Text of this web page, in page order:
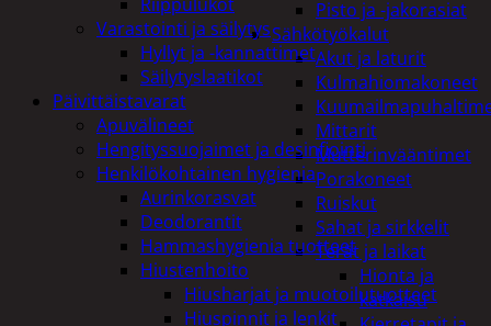
Pisto ja -jakorasiat
Sähkötyökalut
Akut ja laturit
Kulmahiomakoneet
Mittarit
Mutterinvääntimet
Porakoneet
Ruiskut
Sahat ja sirkkelit
Terät ja laikat
Hionta ja
katkaisu
Varastointi ja säilytys
Hyllyt ja -kannattimet
Säilytyslaatikot
Päivittäistavarat
Apuvälineet
Hengityssuojaimet ja desinfiointi
Henkilökohtainen hygienia
Aurinkorasvat
Deodorantit
Hammashygienia tuotteet
Hiustenhoito
Hiusharjat ja muotoilutuotteet
Hiuspinnit ja lenkit